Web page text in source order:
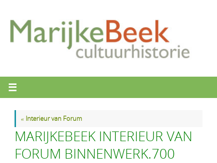
inhoud
« Interieur van Forum
MARIJKEBEEK INTERIEUR VAN
FORUM BINNENWERK.700